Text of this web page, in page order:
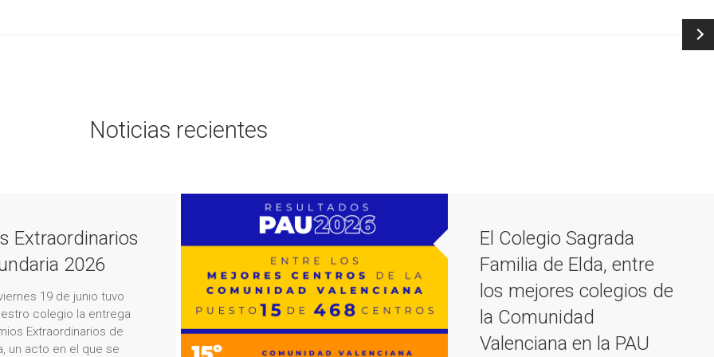
Noticias recientes
Extraordinarios
2026
19 de junio tuvo
colegio la entrega
Extraordinarios de
un acto en el que se
El Colegio Sagrada
Familia de Elda, entre
los mejores colegios de
la Comunidad
Valenciana en la PAU